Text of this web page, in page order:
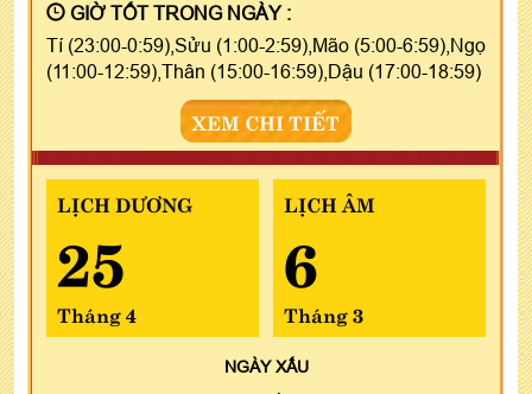
GIỜ TỐT TRONG NGÀY :
Tí (23:00-0:59),Sửu (1:00-2:59),Mão (5:00-6:59),Ngọ
(11:00-12:59),Thân (15:00-16:59),Dậu (17:00-18:59)
XEM CHI TIẾT
LỊCH DƯƠNG
25
Tháng 4
LỊCH ÂM
6
Tháng 3
NGÀYXẤU